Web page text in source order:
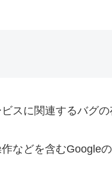
スに関連するバグの
などを含むGoogle